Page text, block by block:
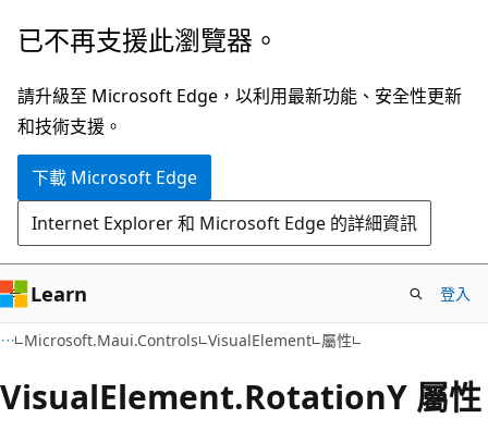
跳
主
要
內
跳
頁
面
內
覽
已不再支援此瀏覽器。
請升級至 Microsoft Edge，以利用最新功能、安全性更新
和技術支援。
下載 Microsoft Edge
Internet Explorer 和 Microsoft Edge 的詳細資訊
Learn 登入
Microsoft.Maui.Controls VisualElement 屬性
VisualElement.RotationY 屬性